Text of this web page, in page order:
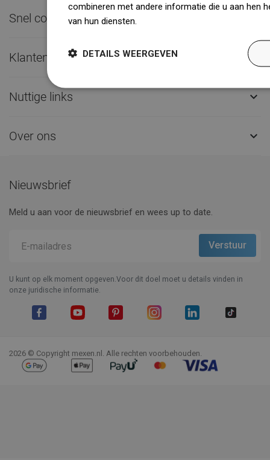
Snel contact
Klantenservice 
Nuttige links 
Over ons 
Nieuwsbrief
Meld u aan voor de nieuwsbrief en wees up to date.
U kunt op elk moment opgeven.Voor dit doel moet u details vinden in
onze juridische informatie.
2026 © Copyright mexen.nl. Alle rechten voorbehouden.
combineren met andere informatie die u aan hen
van hun diensten.
DETAILS WEERGEVEN